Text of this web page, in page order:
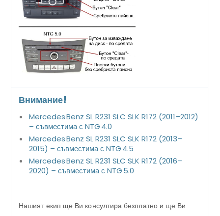
Внимание!
Mercedes Benz SL R231 SLC SLK R172 (2011–2012)
– съвместима с NTG 4.0
Mercedes Benz SL R231 SLC SLK R172 (2013–
2015) – съвместима с NTG 4.5
Mercedes Benz SL R231 SLC SLK R172 (2016–
2020) – съвместима с NTG 5.0
Нашият екип ще Ви консултира безплатно и ще Ви